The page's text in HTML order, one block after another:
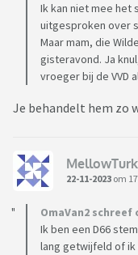
Ik kan niet mee het
uitgesproken over
Maar mam, die
gisteravond. Ja
vroeger bij de VVD
Je behandelt hem zo
22-11-2023 om
OmaVan2 schreef
Ik ben een D66
lang getwijfeld of ik